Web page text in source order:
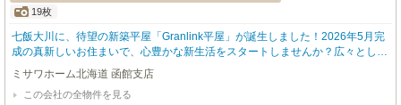
19枚
七飯大川に、待望の新築平屋「Granlink平屋」が誕生しました！2026年5月完
成の真新しいお住まいで、心豊かな新生活をスタートしませんか？広々とした
3LDKの間取りは、ご家族皆様がゆったりと過ごせる最高3.6ｍの勾配天井。南
向きで日当たりも良好、明るい陽光が降り注ぐリビングで、素敵な時間をお過
ごしいただけます。こちらのお住まいは、ZEH基準を超える「断熱等級6」の
ミサワホーム北海道 函館支店
この会社の全物件を見る